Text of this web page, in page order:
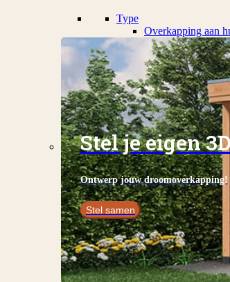
Type
Overkapping aan
Stel je eigen
Ontwerp jouw droomoverkapping!
Stel samen